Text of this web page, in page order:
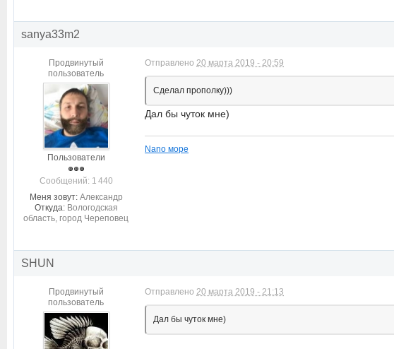
sanya33m2
Продвинутый
пользователь
Пользователи
Cообщений: 1 440
Меня зовут: Александр
Откуда: Вологодская
область, город Череповец
Отправлено 20 марта 2019 - 20:59
Сделал прополку)))
Дал бы чуток мне)
Nano море
SHUN
Продвинутый
пользователь
Отправлено 20 марта 2019 - 21:13
Дал бы чуток мне)